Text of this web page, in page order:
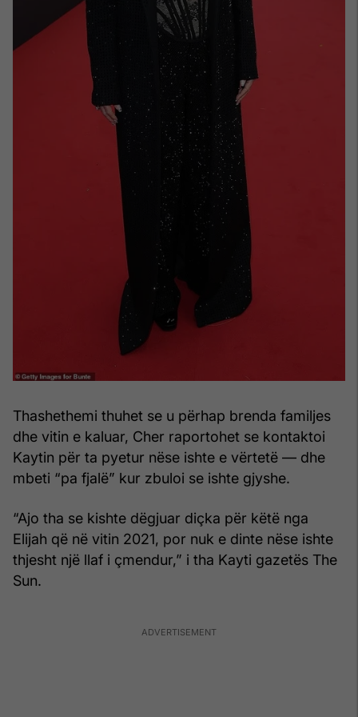
Thashethemi thuhet se u përhap brenda familjes
dhe vitin e kaluar, Cher raportohet se kontaktoi
Kaytin për ta pyetur nëse ishte e vërtetë — dhe
mbeti “pa fjalë” kur zbuloi se ishte gjyshe.
“Ajo tha se kishte dëgjuar diçka për këtë nga
Elijah që në vitin 2021, por nuk e dinte nëse ishte
thjesht një llaf i çmendur,” i tha Kayti gazetës The
Sun.